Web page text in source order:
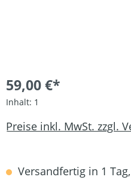
59,00 €*
Inhalt: 1
Preise inkl. MwSt. zzgl.
Versandfertig in 1